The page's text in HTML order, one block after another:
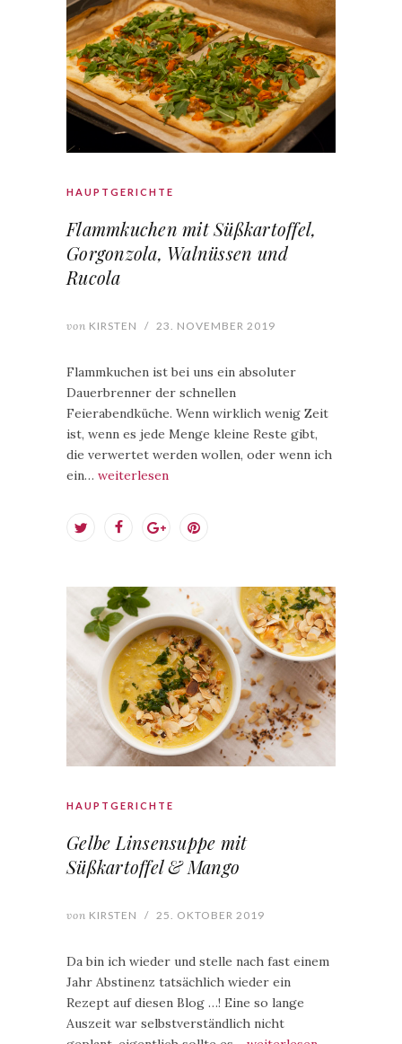
HAUPTGERICHTE
Flammkuchen mit Süßkartoffel,
Gorgonzola, Walnüssen und
Rucola
von KIRSTEN / 23. NOVEMBER 2019
Flammkuchen ist bei uns ein absoluter
Dauerbrenner der schnellen
Feierabendküche. Wenn wirklich wenig Zeit
ist, wenn es jede Menge kleine Reste gibt,
die verwertet werden wollen, oder wenn ich
ein… weiterlesen
HAUPTGERICHTE
Gelbe Linsensuppe mit
Süßkartoffel & Mango
von KIRSTEN / 25. OKTOBER 2019
Da bin ich wieder und stelle nach fast einem
Jahr Abstinenz tatsächlich wieder ein
Rezept auf diesen Blog …! Eine so lange
Auszeit war selbstverständlich nicht